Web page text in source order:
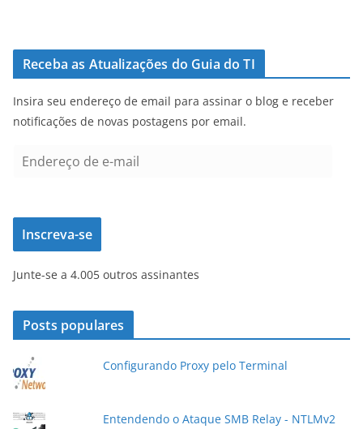
Receba as Atualizações do Guia do TI
Insira seu endereço de email para assinar o blog e receber
notificações de novas postagens por email.
e
e
ç
d
e
-
a
Inscreva-se
Junte-se a 4.005 outros assinantes
Posts populares
Configurando Proxy pelo Terminal
Entendendo o Ataque SMB Relay - NTLMv2